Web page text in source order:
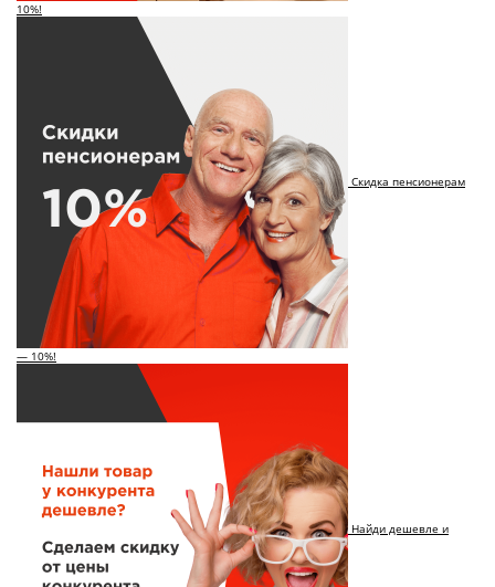
10%!
Скидка пенсионерам
— 10%!
Найди дешевле и